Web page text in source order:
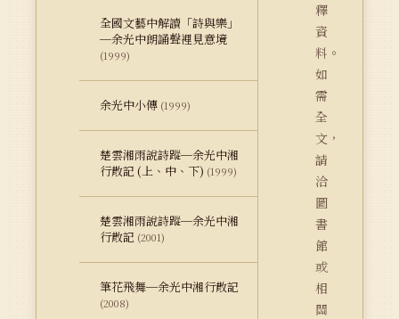
全國文藝中解讀「詩與樂」
─余光中朗誦聲裡見意境
(1999)
余光中小傳 (1999)
楚雲湘雨說詩蹤─余光中湘
行散記 (上、中、下) (1999)
楚雲湘雨說詩蹤─余光中湘
行散記 (2001)
筆花飛舞─余光中湘行散記
(2008)
釋
資
料。
如
需
全
文，
請
洽
圖
書
館
或
相
關